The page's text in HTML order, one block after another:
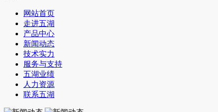
网站首页
走进五湖
产品中心
新闻动态
技术实力
服务与支持
五湖业绩
人力资源
联系五湖